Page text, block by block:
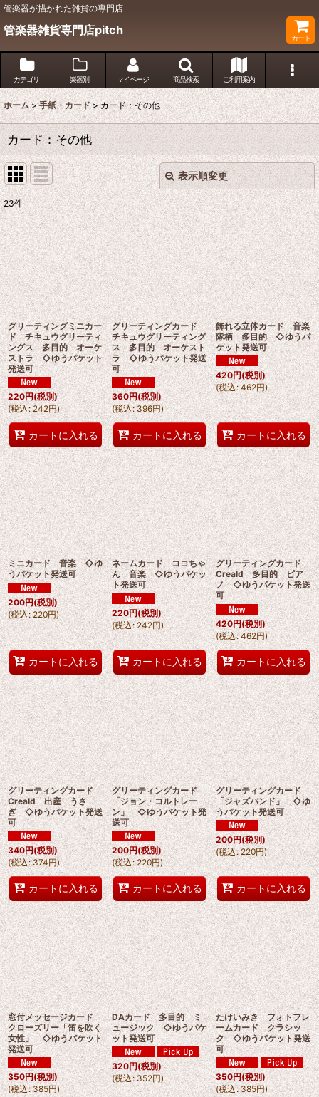
管楽器が描かれた雑貨の専門店
管楽器雑貨専門店pitch
カート
カテゴリ 楽器別 マイページ 商品検索 ご利用案内
ホーム > 手紙・カード > カード：その他
カード：その他
表示順変更
表示数:
並び順:
絞り込む
閉じる
23件
グリーティングミニカー
ド チキュウグリーティ
ングス 多目的 オーケ
ストラ ◇ゆうパケット
発送可
220円(税別)
(税込: 242円)
カートに入れる
グリーティングカード
チキュウグリーティング
ス 多目的 オーケスト
ラ ◇ゆうパケット発送
可
360円(税別)
(税込: 396円)
カートに入れる
飾れる立体カード 音楽
隊柄 多目的 ◇ゆうパ
ケット発送可
420円(税別)
(税込: 462円)
カートに入れる
ミニカード 音楽 ◇ゆ
うパケット発送可
200円(税別)
(税込: 220円)
カートに入れる
ネームカード ココちゃ
ん 音楽 ◇ゆうパケッ
ト発送可
220円(税別)
(税込: 242円)
カートに入れる
グリーティングカード
Creald 多目的 ピア
ノ ◇ゆうパケット発送
可
420円(税別)
(税込: 462円)
カートに入れる
グリーティングカード
Creald 出産 うさ
ぎ ◇ゆうパケット発送
可
340円(税別)
(税込: 374円)
カートに入れる
グリーティングカード
「ジョン・コルトレー
ン」 ◇ゆうパケット発
送可
200円(税別)
(税込: 220円)
カートに入れる
グリーティングカード
「ジャズバンド」 ◇ゆ
うパケット発送可
200円(税別)
(税込: 220円)
カートに入れる
窓付メッセージカード
クローズリー「笛を吹く
女性」 ◇ゆうパケット
発送可
350円(税別)
(税込: 385円)
DAカード 多目的 ミ
ュージック ◇ゆうパケ
ット発送可
320円(税別)
(税込: 352円)
たけいみき フォトフレ
ームカード クラシッ
ク ◇ゆうパケット発送
可
350円(税別)
(税込: 385円)